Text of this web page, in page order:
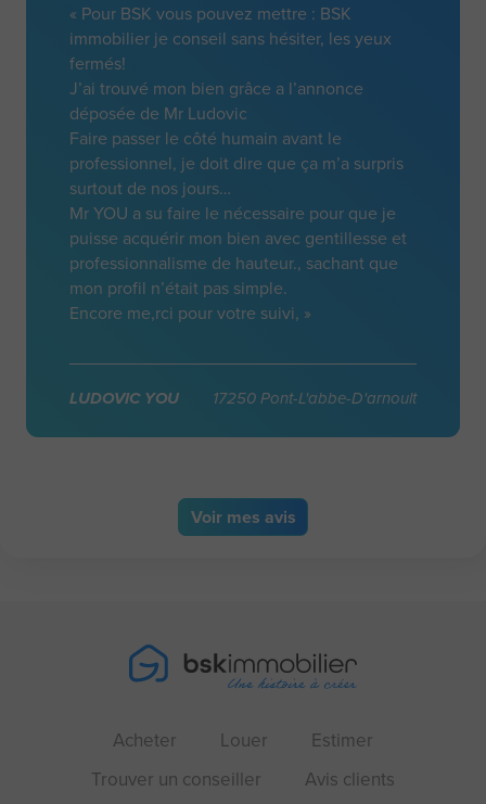
Voir mes avis
« Pour BSK vous pouvez mettre : BSK
immobilier je conseil sans hésiter, les yeux
fermés!
J’ai trouvé mon bien grâce a l’annonce
déposée de Mr Ludovic
Faire passer le côté humain avant le
professionnel, je doit dire que ça m’a surpris
surtout de nos jours…
Mr YOU a su faire le nécessaire pour que je
puisse acquérir mon bien avec gentillesse et
professionnalisme de hauteur., sachant que
mon profil n’était pas simple.
Encore me,rci pour votre suivi, »
LUDOVIC YOU 17250 Pont-L'abbe-D'arnoult
Acheter Louer
Estimer
Trouver un conseiller
Avis clients